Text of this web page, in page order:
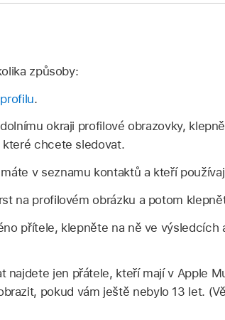
způsoby:
.
okraji profilové obrazovky,
které chcete sledovat.
v seznamu kontaktů a kteří
na profilovém obrázku a potom
přítele, klepněte na ně ve výsledcích
najdete jen přátele, kteří mají v Apple
pokud vám ještě nebylo 13 let.